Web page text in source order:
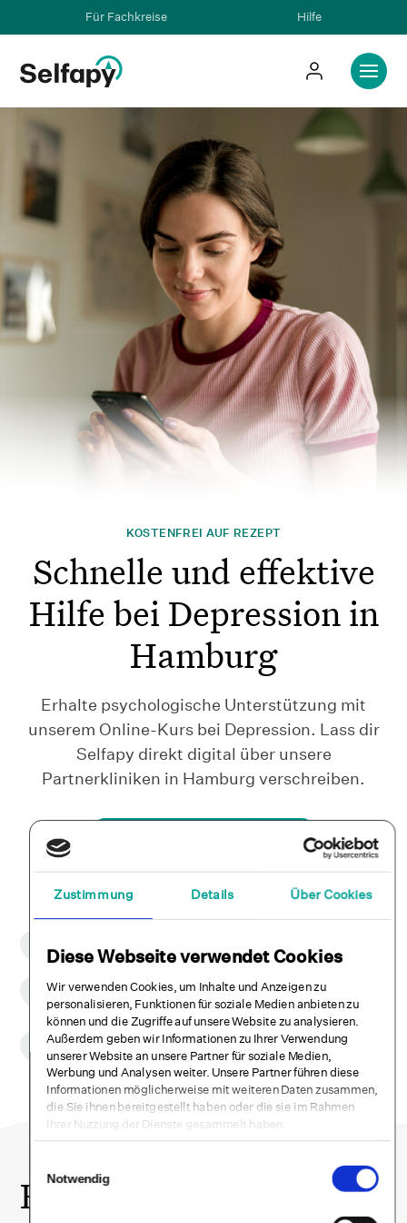
Zustimmung Details Über Cookies
Diese Webseite verwendet Cookies
Wir verwenden Cookies, um Inhalte und Anzeigen zu
personalisieren, Funktionen für soziale Medien anbieten zu
können und die Zugriffe auf unsere Website zu analysieren.
Außerdem geben wir Informationen zu Ihrer Verwendung
unserer Website an unsere Partner für soziale Medien,
Werbung und Analysen weiter. Unsere Partner führen diese
Informationen möglicherweise mit weiteren Daten zusammen,
die Sie ihnen bereitgestellt haben oder die sie im Rahmen
Ihrer Nutzung der Dienste gesammelt haben.
Notwendig
Für Fachkreise Hilfe
KOSTENFREI AUF REZEPT
Schnelle und effektive
Hilfe bei Depression in
Hamburg
Erhalte psychologische Unterstützung mit
unserem Online-Kurs bei Depression. Lass dir
Selfapy direkt digital über unsere
Partnerkliniken in Hamburg verschreiben.
Selfapy ist ein CE-zugelassenes Medizinprodukt der Klasse 1.
Wir führen klinische Wirksamkeitsstudien zu all unseren
Kursen durch.
Datensicherheit & DSGVO
Daten werden DSGVO konform vertraulich behandelt und
unsere Systeme sind ISO 27001 zertifiziert.
Buche dir jetzt einen